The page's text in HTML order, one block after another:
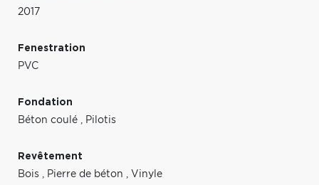
2017
Fenestration
PVC
Fondation
Béton coulé , Pilotis
Revêtement
Bois , Pierre de béton , Vinyle